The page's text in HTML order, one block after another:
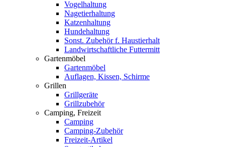
Vogelhaltung
Nagetierhaltung
Katzenhaltung
Hundehaltung
Sonst. Zubehör f. Haustierhalt
Landwirtschaftliche Futtermitt
Gartenmöbel
Gartenmöbel
Auflagen, Kissen, Schirme
Grillen
Grillgeräte
Grillzubehör
Camping, Freizeit
Camping
Camping-Zubehör
Freizeit-Artikel